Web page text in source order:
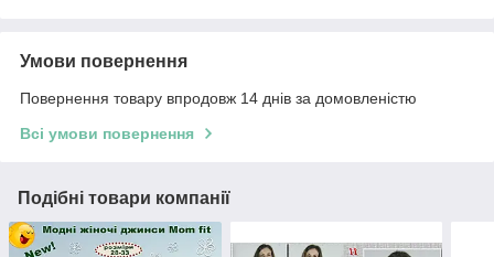
Умови повернення
Повернення товару впродовж 14 днів за домовленістю
Всі умови повернення
Подібні товари компанії